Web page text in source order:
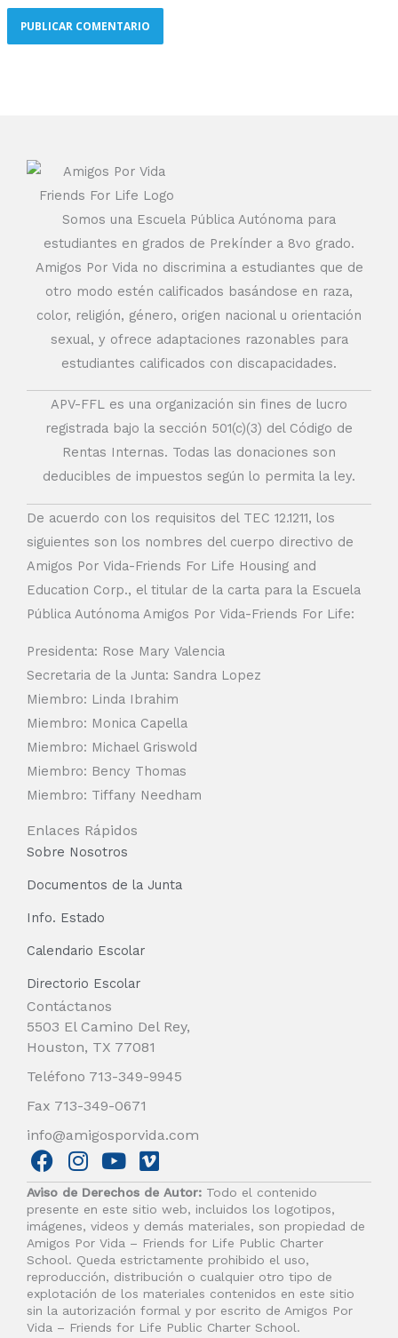
Somos una Escuela Pública Autónoma para
estudiantes en grados de Prekínder a 8vo grado.
Amigos Por Vida no discrimina a estudiantes que de
otro modo estén calificados basándose en raza,
color, religión, género, origen nacional u orientación
sexual, y ofrece adaptaciones razonables para
estudiantes calificados con discapacidades.
APV-FFL es una organización sin fines de lucro
registrada bajo la sección 501(c)(3) del Código de
Rentas Internas. Todas las donaciones son
deducibles de impuestos según lo permita la ley.
De acuerdo con los requisitos del TEC 12.1211, los
siguientes son los nombres del cuerpo directivo de
Amigos Por Vida-Friends For Life Housing and
Education Corp., el titular de la carta para la Escuela
Pública Autónoma Amigos Por Vida-Friends For Life:
Presidenta: Rose Mary Valencia
Secretaria de la Junta: Sandra Lopez
Miembro: Linda Ibrahim
Miembro: Monica Capella
Miembro: Michael Griswold
Miembro: Bency Thomas
Miembro: Tiffany Needham
Enlaces Rápidos
Sobre Nosotros
Documentos de la Junta
Info. Estado
Calendario Escolar
Directorio Escolar
Contáctanos
5503 El Camino Del Rey,
Houston, TX 77081
Teléfono 713-349-9945
Fax 713-349-0671
info@amigosporvida.com
F
a
c
e
b
o
o
k
I
n
s
t
a
g
r
a
Y
o
u
t
u
b
e
V
i
m
e
o
Aviso de Derechos de Autor: Todo el contenido
presente en este sitio web, incluidos los logotipos,
imágenes, videos y demás materiales, son propiedad de
Amigos Por Vida – Friends for Life Public Charter
School. Queda estrictamente prohibido el uso,
reproducción, distribución o cualquier otro tipo de
explotación de los materiales contenidos en este sitio
sin la autorización formal y por escrito de Amigos Por
Vida – Friends for Life Public Charter School.